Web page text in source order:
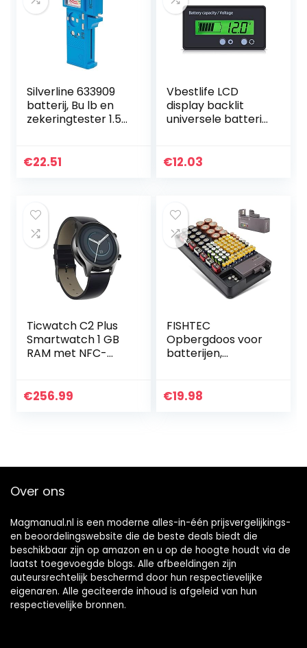
Silverline 633909
batterij, Bu lb en
zekeringtester 1.5V
€22.51
Vbestlife LCD
display backlit
universele batterij
voltmeter monitor
€12.03
Ticwatch C2 Plus
Smartwatch 1 GB
RAM met NFC-
AMOLED-scherm,
€256.99
FISHTEC
Opbergdoos voor
batterijen,
batterijen: AA, AAA,
€19.98
Over ons
Magmanual.nl is een moderne alles-in-één prijsvergelijkings-
en beoordelingswebsite die de beste deals biedt die
beschikbaar zijn op amazon en u op de hoogte houdt via de
laatst toegevoegde blogs. Alle afbeeldingen zijn
auteursrechtelijk beschermd door hun respectievelijke
eigenaren. Alle geciteerde inhoud is afgeleid van hun
respectievelijke bronnen.